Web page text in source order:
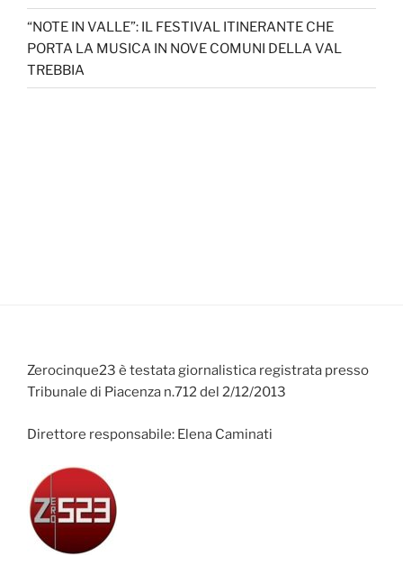
“NOTE IN VALLE”: IL FESTIVAL ITINERANTE CHE
PORTA LA MUSICA IN NOVE COMUNI DELLA VAL
TREBBIA
Zerocinque23 è testata giornalistica registrata presso
Tribunale di Piacenza n.712 del 2/12/2013
Direttore responsabile: Elena Caminati